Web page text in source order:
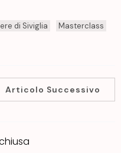
di Siviglia
Masterclass
Articolo Successivo